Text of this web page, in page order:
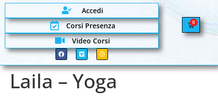
0
Accedi
Corsi Presenza
Video Corsi
Laila – Yoga